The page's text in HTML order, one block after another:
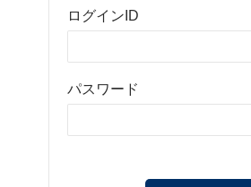
ログインID
パスワード